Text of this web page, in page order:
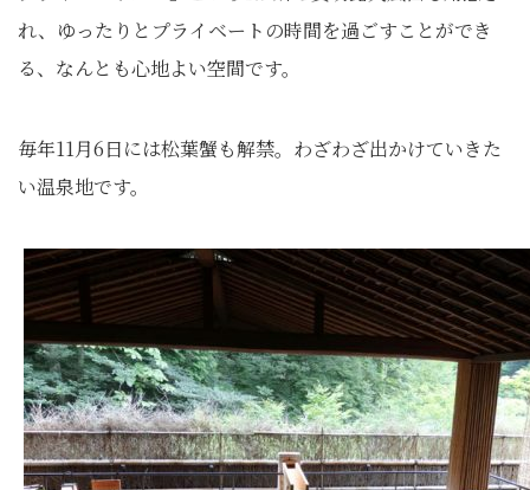
れ、ゆったりとプライベートの時間を過ごすことができ
る、なんとも心地よい空間です。
毎年11月6日には松葉蟹も解禁。わざわざ出かけていきた
い温泉地です。